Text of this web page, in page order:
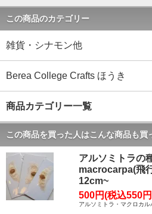
この商品のカテゴリー
雑貨・シナモン他
Berea College Crafts ほうき
商品カテゴリー一覧
この商品を買った人はこんな商品も買
アルソミトラの
macrocarpa(飛
12cm~
500円(税込550
アルソミトラ・マクロカル